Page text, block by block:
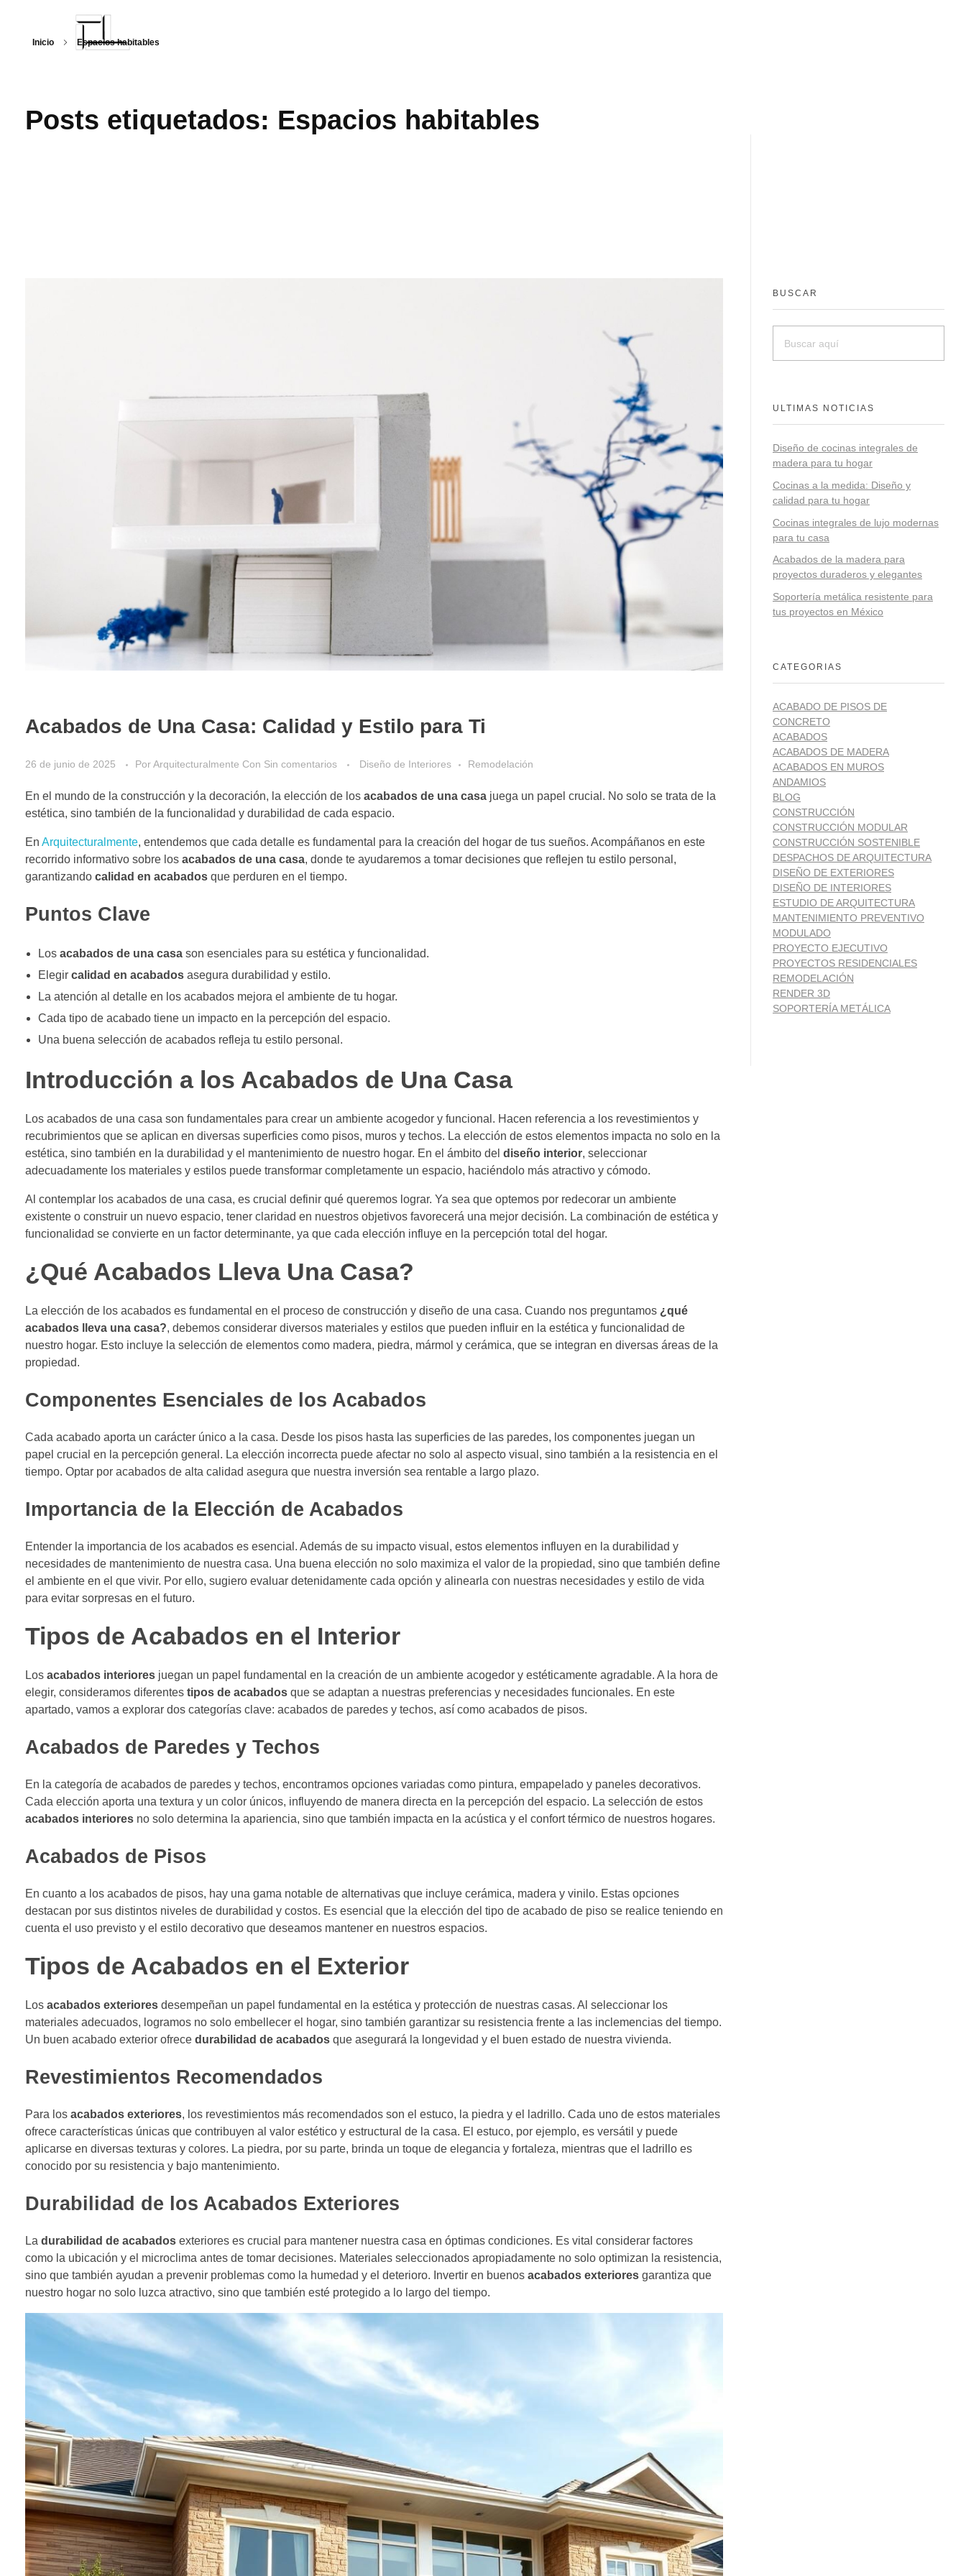
Inicio Espacios habitables
Posts etiquetados: Espacios habitables
Acabados de Una Casa: Calidad y Estilo para Ti
26 de junio de 2025 PorArquitecturalmente Con Sin comentarios Diseño de Interiores Remodelación
En el mundo de la construcción y la decoración, la elección de los acabados de una casa juega un papel crucial. No solo se trata de la
estética, sino también de la funcionalidad y durabilidad de cada espacio.
En Arquitecturalmente, entendemos que cada detalle es fundamental para la creación del hogar de tus sueños. Acompáñanos en este
recorrido informativo sobre los acabados de una casa, donde te ayudaremos a tomar decisiones que reflejen tu estilo personal,
garantizando calidad en acabados que perduren en el tiempo.
Puntos Clave
Los acabados de una casason esenciales para su estética y funcionalidad.
Elegir calidad en acabadosasegura durabilidad y estilo.
La atención al detalle en los acabados mejora el ambiente de tu hogar.
Cada tipo de acabado tiene un impacto en la percepción del espacio.
Una buena selección de acabados refleja tu estilo personal.
Introducción a los Acabados de Una Casa
Los acabados de una casa son fundamentales para crear un ambiente acogedor y funcional. Hacen referencia a los revestimientos y
recubrimientos que se aplican en diversas superficies como pisos, muros y techos. La elección de estos elementos impacta no solo en la
estética, sino también en la durabilidad y el mantenimiento de nuestro hogar. En el ámbito del diseño interior, seleccionar
adecuadamente los materiales y estilos puede transformar completamente un espacio, haciéndolo más atractivo y cómodo.
Al contemplar los acabados de una casa, es crucial definir qué queremos lograr. Ya sea que optemos por redecorar un ambiente
existente o construir un nuevo espacio, tener claridad en nuestros objetivos favorecerá una mejor decisión. La combinación de estética y
funcionalidad se convierte en un factor determinante, ya que cada elección influye en la percepción total del hogar.
¿Qué Acabados Lleva Una Casa?
La elección de los acabados es fundamental en el proceso de construcción y diseño de una casa. Cuando nos preguntamos ¿qué
acabados lleva una casa?, debemos considerar diversos materiales y estilos que pueden influir en la estética y funcionalidad de
nuestro hogar. Esto incluye la selección de elementos como madera, piedra, mármol y cerámica, que se integran en diversas áreas de la
propiedad.
Componentes Esenciales de los Acabados
Cada acabado aporta un carácter único a la casa. Desde los pisos hasta las superficies de las paredes, los componentes juegan un
papel crucial en la percepción general. La elección incorrecta puede afectar no solo al aspecto visual, sino también a la resistencia en el
tiempo. Optar por acabados de alta calidad asegura que nuestra inversión sea rentable a largo plazo.
Importancia de la Elección de Acabados
Entender la importancia de los acabados es esencial. Además de su impacto visual, estos elementos influyen en la durabilidad y
necesidades de mantenimiento de nuestra casa. Una buena elección no solo maximiza el valor de la propiedad, sino que también define
el ambiente en el que vivir. Por ello, sugiero evaluar detenidamente cada opción y alinearla con nuestras necesidades y estilo de vida
para evitar sorpresas en el futuro.
Tipos de Acabados en el Interior
Los acabados interiores juegan un papel fundamental en la creación de un ambiente acogedor y estéticamente agradable. A la hora de
elegir, consideramos diferentes tipos de acabados que se adaptan a nuestras preferencias y necesidades funcionales. En este
apartado, vamos a explorar dos categorías clave: acabados de paredes y techos, así como acabados de pisos.
Acabados de Paredes y Techos
En la categoría de acabados de paredes y techos, encontramos opciones variadas como pintura, empapelado y paneles decorativos.
Cada elección aporta una textura y un color únicos, influyendo de manera directa en la percepción del espacio. La selección de estos
acabados interiores no solo determina la apariencia, sino que también impacta en la acústica y el confort térmico de nuestros hogares.
Acabados de Pisos
En cuanto a los acabados de pisos, hay una gama notable de alternativas que incluye cerámica, madera y vinilo. Estas opciones
destacan por sus distintos niveles de durabilidad y costos. Es esencial que la elección del tipo de acabado de piso se realice teniendo en
cuenta el uso previsto y el estilo decorativo que deseamos mantener en nuestros espacios.
Tipos de Acabados en el Exterior
Los acabados exteriores desempeñan un papel fundamental en la estética y protección de nuestras casas. Al seleccionar los
materiales adecuados, logramos no solo embellecer el hogar, sino también garantizar su resistencia frente a las inclemencias del tiempo.
Un buen acabado exterior ofrece durabilidad de acabados que asegurará la longevidad y el buen estado de nuestra vivienda.
Revestimientos Recomendados
Para los acabados exteriores, los revestimientos más recomendados son el estuco, la piedra y el ladrillo. Cada uno de estos materiales
ofrece características únicas que contribuyen al valor estético y estructural de la casa. El estuco, por ejemplo, es versátil y puede
aplicarse en diversas texturas y colores. La piedra, por su parte, brinda un toque de elegancia y fortaleza, mientras que el ladrillo es
conocido por su resistencia y bajo mantenimiento.
Durabilidad de los Acabados Exteriores
La durabilidad de acabados exteriores es crucial para mantener nuestra casa en óptimas condiciones. Es vital considerar factores
como la ubicación y el microclima antes de tomar decisiones. Materiales seleccionados apropiadamente no solo optimizan la resistencia,
sino que también ayudan a prevenir problemas como la humedad y el deterioro. Invertir en buenos acabados exteriores garantiza que
nuestro hogar no solo luzca atractivo, sino que también esté protegido a lo largo del tiempo.
BUSCAR
ULTIMAS NOTICIAS
Diseño de cocinas integrales de
madera para tu hogar
Cocinas a la medida: Diseño y
calidad para tu hogar
Cocinas integrales de lujo modernas
para tu casa
Acabados de la madera para
proyectos duraderos y elegantes
Soportería metálica resistente para
tus proyectos en México
CATEGORIAS
ACABADO DE PISOS DE
CONCRETO
ACABADOS
ACABADOS DE MADERA
ACABADOS EN MUROS
ANDAMIOS
BLOG
CONSTRUCCIÓN
CONSTRUCCIÓN MODULAR
CONSTRUCCIÓN SOSTENIBLE
DESPACHOS DE ARQUITECTURA
DISEÑO DE EXTERIORES
DISEÑO DE INTERIORES
ESTUDIO DE ARQUITECTURA
MANTENIMIENTO PREVENTIVO
MODULADO
PROYECTO EJECUTIVO
PROYECTOS RESIDENCIALES
REMODELACIÓN
RENDER 3D
SOPORTERÍA METÁLICA